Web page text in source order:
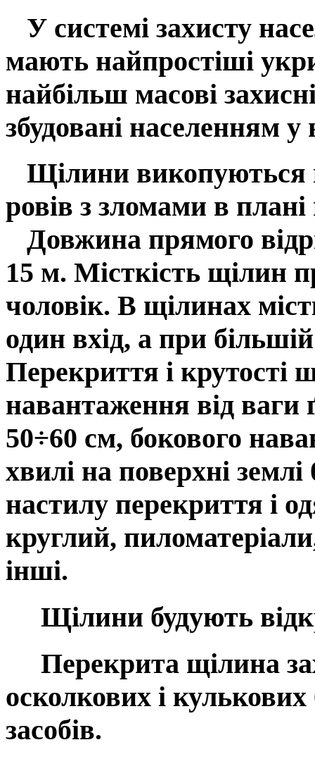
У системі захисту
мають найпростіші
найбільш масові
збудовані населенням
Щілини викопуються
ровів з зломами в плані
Довжина прямого
15 м. Місткість щілин
чоловік. В щілинах
один вхід, а при
Перекриття і крутості
навантаження від ваги
50÷60 см, бокового
хвилі на поверхні
настилу перекриття і
круглий,
інші.
Щілини будують
Перекрита щілина
осколкових і
засобів.